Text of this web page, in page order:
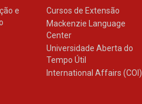
e
Cursos de Extensão
Mackenzie Language
Center
Universidade Aberta do
Tempo Útil
International Affairs (COI)